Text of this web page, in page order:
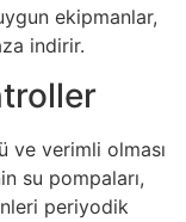
ekipmanlar,
indirir.
ve verimli olması
su pompaları,
periyodik